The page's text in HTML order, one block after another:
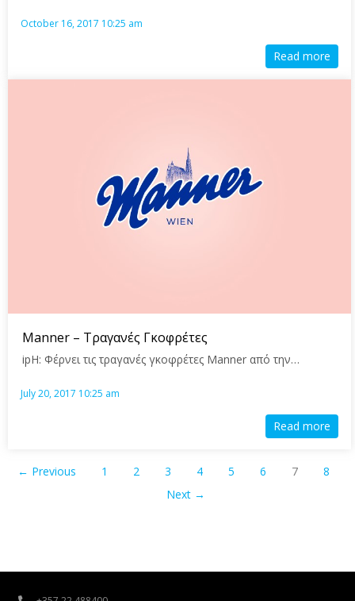
October 16, 2017 10:25 am
Read more
Manner – Τραγανές Γκοφρέτες
ipH: Φέρνει τις τραγανές γκοφρέτες Manner από την…
July 20, 2017 10:25 am
Read more
← Previous 1 2 3 4 5 6 7
8
Next →